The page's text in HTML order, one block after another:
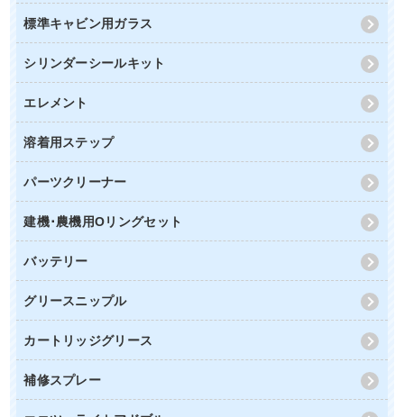
標準キャビン用ガラス
シリンダーシールキット
エレメント
溶着用ステップ
パーツクリーナー
建機･農機用Oリングセット
バッテリー
グリースニップル
カートリッジグリース
補修スプレー